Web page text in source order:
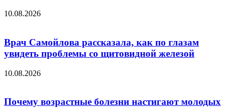
10.08.2026
Врач Самойлова рассказала, как по глазам
увидеть проблемы со щитовидной железой
10.08.2026
Почему возрастные болезни настигают молодых